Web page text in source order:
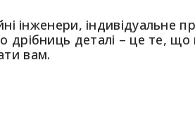
інженери, індивідуальне
дрібниць деталі – це те,
вам.